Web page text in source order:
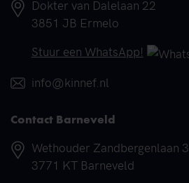
Adres
Dokter van Dalelaan 22
3851 JB Ermelo
Telefoonnummer
Stuur een WhatsApp!
E-mail
info@kinnef.nl
Contact Barneveld
Adres
Wethouder Zandbergenlaan 3
3771 KT Barneveld